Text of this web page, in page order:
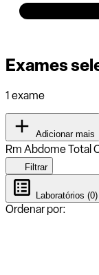
Exames
1 exame
Adicionar mais
Rm Abdome Total
Filtrar
Laboratórios (0)
Ordenar por: